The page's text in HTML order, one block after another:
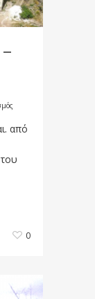
–
από
0